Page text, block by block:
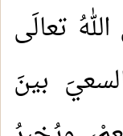
تعالَى
بينَ